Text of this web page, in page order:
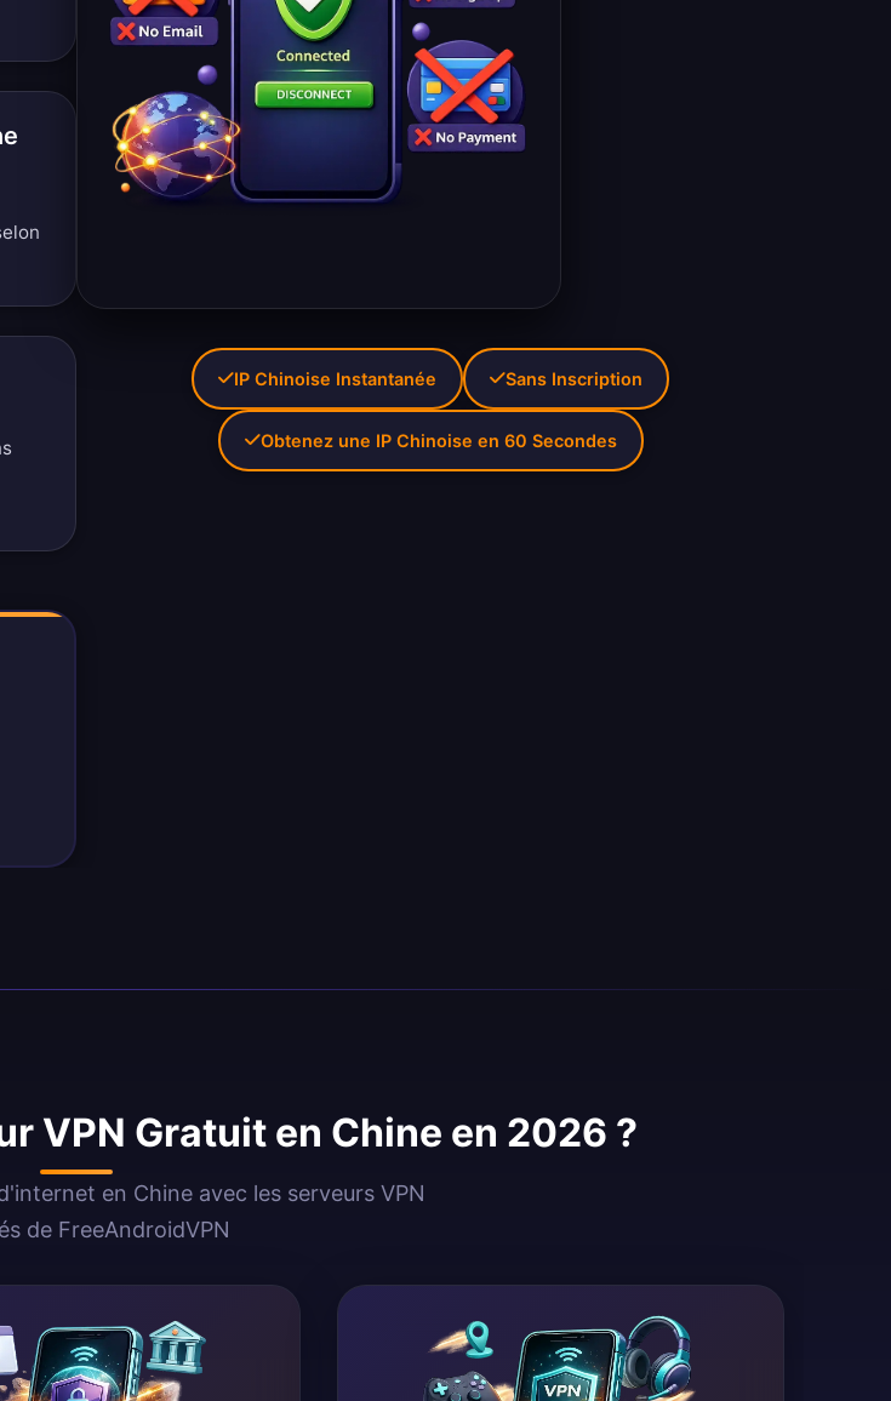
IP Chinoise Instantanée Sans Inscription
Obtenez une IP Chinoise en 60 Secondes
VPN Gratuit en Chine en 2026 ?
en Chine avec les serveurs VPN
de FreeAndroidVPN